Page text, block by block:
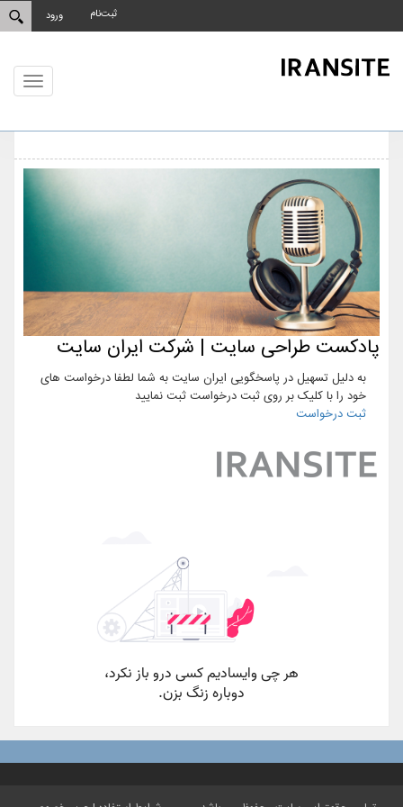
ورود ثبت‌نام
پادکست طراحی سایت | شرکت ایران سایت
به دلیل تسهیل در پاسخگویی ایران سایت به شما لطفا درخواست های
خود را با کلیک بر روی ثبت درخواست ثبت نمایید
ثبت درخواست